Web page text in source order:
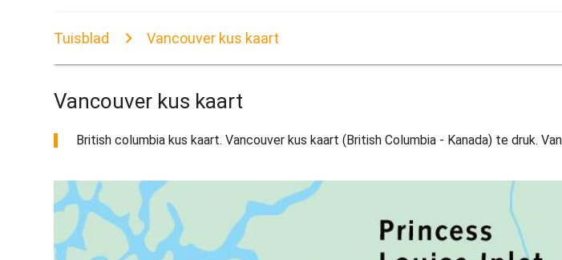
Tuisblad Vancouver kus kaart
Vancouver kus kaart
British columbia kus kaart. Vancouver kus kaart (British Columbia - Kanada) te druk.